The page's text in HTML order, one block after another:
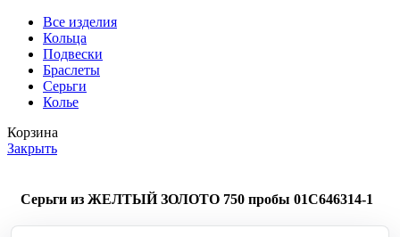
Все изделия
Кольца
Подвески
Браслеты
Серьги
Колье
Корзина
Закрыть
Серьги из ЖЕЛТЫЙ ЗОЛОТО 750 пробы 01С646314-1